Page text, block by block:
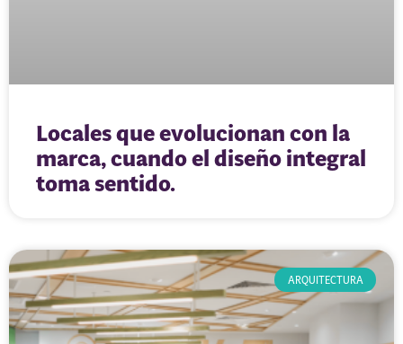
Locales que evolucionan con la
marca, cuando el diseño integral
toma sentido.
ARQUITECTURA